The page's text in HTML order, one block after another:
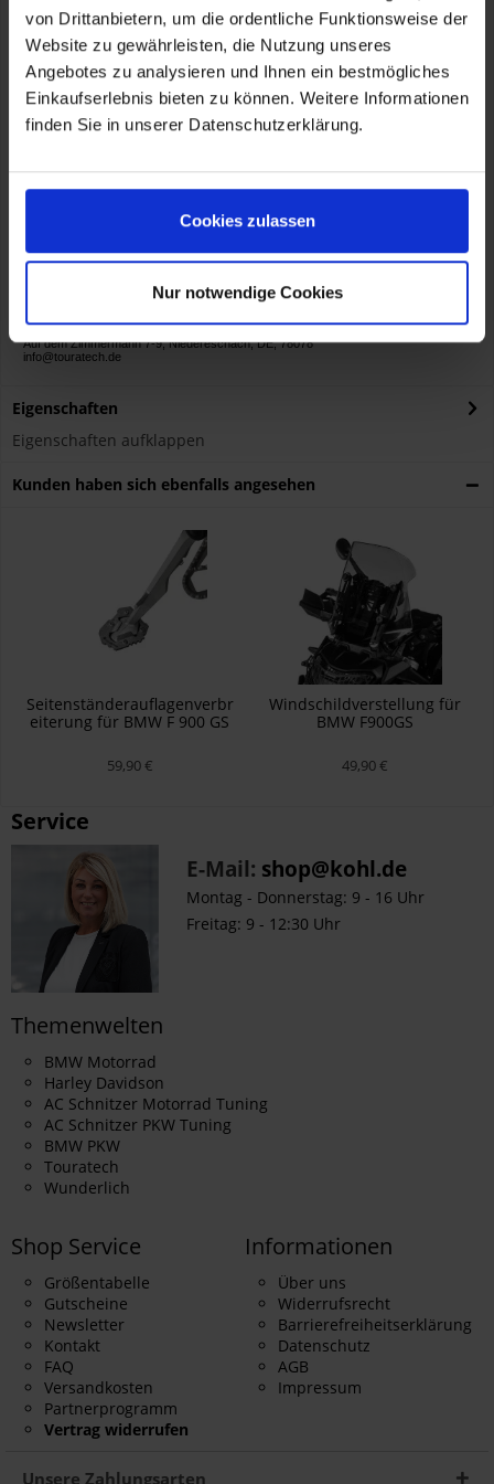
von Drittanbietern, um die ordentliche Funktionsweise der
Website zu gewährleisten, die Nutzung unseres
Angebotes zu analysieren und Ihnen ein bestmögliches
Einkaufserlebnis bieten zu können. Weitere Informationen
finden Sie in unserer Datenschutzerklärung.
Cookies zulassen
Nur notwendige Cookies
Artikelnummer:01-083-5015-0
TOURATECH GmbH
Auf dem Zimmermann 7-9, Niedereschach, DE, 78078
Verantwortliche Person für die EU
TOURATECH GmbH
Auf dem Zimmermann 7-9, Niedereschach, DE, 78078
info@touratech.de
Eigenschaften
Eigenschaften aufklappen
Kunden haben sich ebenfalls angesehen
Seitenständerauflagenverbr
eiterung für BMW F 900 GS
59,90 €
Windschildverstellung für
BMW F900GS
49,90 €
Service
E-Mail: shop@kohl.de
Montag - Donnerstag: 9 - 16 Uhr
Freitag: 9 - 12:30 Uhr
Themenwelten
BMW Motorrad
Harley Davidson
AC Schnitzer Motorrad Tuning
AC Schnitzer PKW Tuning
BMW PKW
Touratech
Wunderlich
Shop Service
Größentabelle
Gutscheine
Newsletter
Kontakt
FAQ
Versandkosten
Partnerprogramm
Vertrag widerrufen
Informationen
Über uns
Widerrufsrecht
Barrierefreiheitserklärung
Datenschutz
AGB
Impressum
Unsere Zahlungsarten